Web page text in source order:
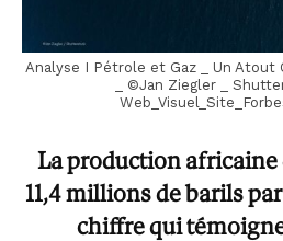
Analyse I Pétrole et Gaz _ Un Atout
_ ©Jan Ziegler _
La production
11,4 millions de barils
chiffre qui